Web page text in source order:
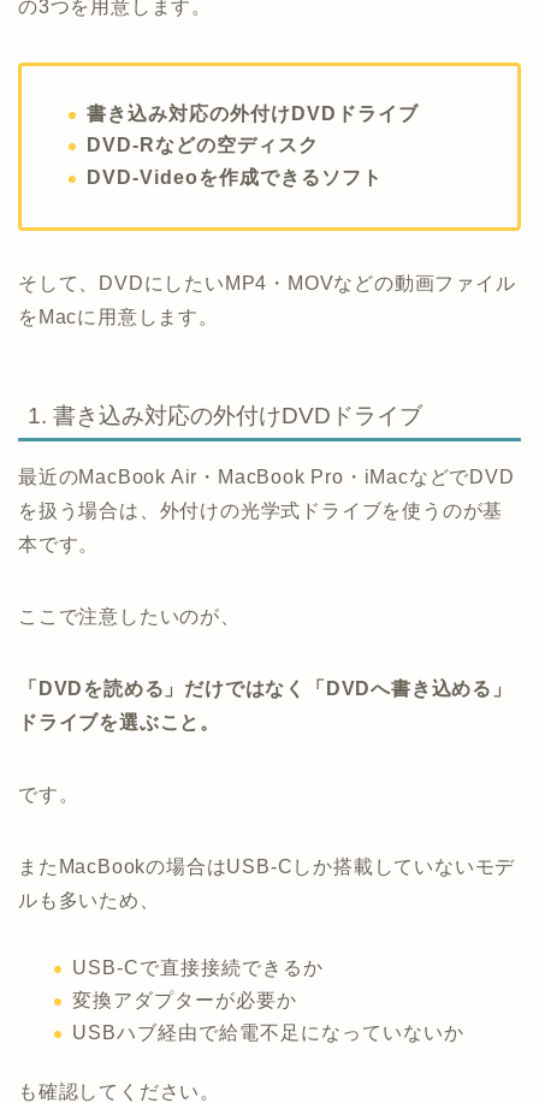
の3つを用意します。
書き込み対応の外付けDVDドライブ
DVD-Rなどの空ディスク
DVD-Videoを作成できるソフト
そして、DVDにしたいMP4・MOVなどの動画ファイル
をMacに用意します。
1. 書き込み対応の外付けDVDドライブ
最近のMacBook Air・MacBook Pro・iMacなどでDVD
を扱う場合は、外付けの光学式ドライブを使うのが基
本です。
ここで注意したいのが、
「DVDを読める」だけではなく「DVDへ書き込める」
ドライブを選ぶこと。
です。
またMacBookの場合はUSB-Cしか搭載していないモデ
ルも多いため、
USB-Cで直接接続できるか
変換アダプターが必要か
USBハブ経由で給電不足になっていないか
も確認してください。